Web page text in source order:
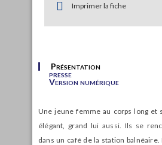
Imprimer la fiche
Présentation
presse
Version numérique
Une jeune femme au corps long et
élégant, grand lui aussi. Ils se
dans un café de la station